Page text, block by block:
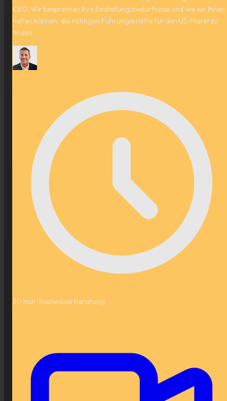
CEO. Wir besprechen Ihre Einstellungsbedürfnisse und wie wir Ihnen
helfen können, die richtigen Führungskräfte für den US-Markt zu
finden.
30 min · Kostenlose Beratung